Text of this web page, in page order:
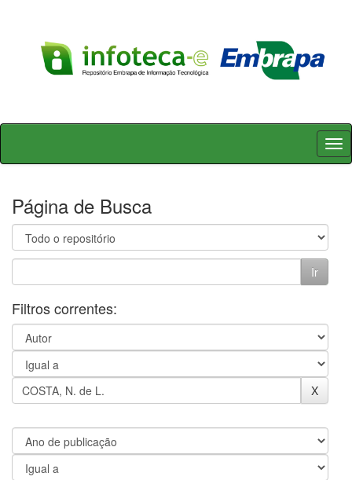
Skip
Página de Busca
Filtros correntes: